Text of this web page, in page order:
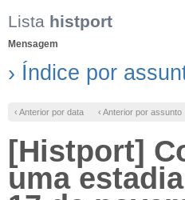
Lista histport
Mensagem
› Índice por
‹ Anterior por data ‹ Anterior por assunto
[Histport]
uma